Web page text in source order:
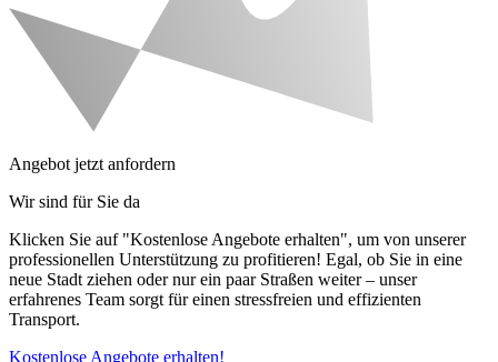
Angebot jetzt anfordern
Wir sind für Sie da
Klicken Sie auf "Kostenlose Angebote erhalten", um von unserer
professionellen Unterstützung zu profitieren! Egal, ob Sie in eine
neue Stadt ziehen oder nur ein paar Straßen weiter – unser
erfahrenes Team sorgt für einen stressfreien und effizienten
Transport.
Kostenlose Angebote erhalten!